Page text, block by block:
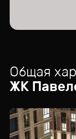
Общая
ЖК